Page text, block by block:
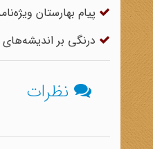
پیام بهارستان
درنگی بر
نظرات